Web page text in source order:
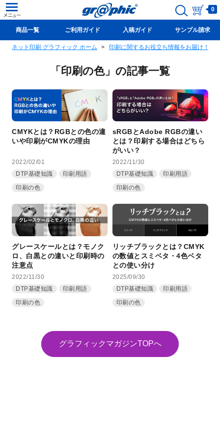
0
商品一覧 ご利用ガイド 入稿ガイド サンプル請求
新規会員登録(無料)
ネット印刷 グラフィック ホーム 印刷に関するお役立ち情報をお届け！グ
「印刷の色」の記事一覧
CMYKとは？RGBとの色の違
いや印刷がCMYKの理由
2022/02/01
DTP基礎知識
印刷用語
印刷の色
sRGBとAdobe RGBの違い
とは？印刷する場合はどちら
がいい？
2022/11/30
DTP基礎知識
印刷用語
印刷の色
グレースケールとは？モノク
ロ、白黒との違いと印刷時の
注意点
2022/11/30
DTP基礎知識
印刷用語
印刷の色
リッチブラックとは？CMYK
の数値とスミベタ・4色ベタ
との使い分け
2025/09/30
DTP基礎知識
印刷用語
印刷の色
グラフィックマガジンTOPへ